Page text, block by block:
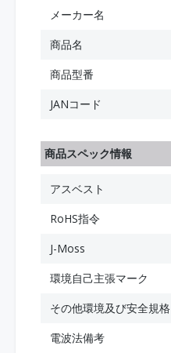
メーカー名
商品名
商品型番
JANコード
商品スペック情報
アスベスト
RoHS指令
J-Moss
環境自己主張マーク
その他環境及び安全規格
電波法備考